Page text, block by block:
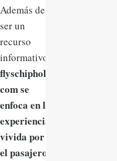
Además de
ser un
recurso
informativo,
flyschiphol.
com se
enfoca en la
experiencia
vivida por
el pasajero